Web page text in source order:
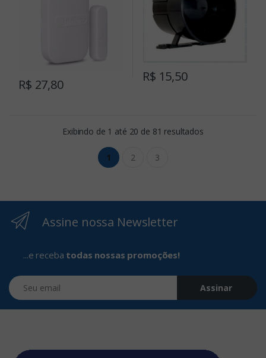
R$ 27,80
R$ 15,50
Exibindo de 1 até 20 de 81 resultados
1 2 3
Assine nossa Newsletter
...e receba todas nossas promoções!
Seu email
Assinar